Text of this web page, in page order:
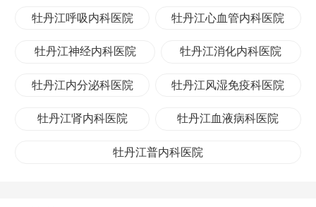
牡丹江呼吸内科医院 牡丹江心血管内科医院
牡丹江神经内科医院 牡丹江消化内科医院
牡丹江内分泌科医院 牡丹江风湿免疫科医院
牡丹江肾内科医院 牡丹江血液病科医院
牡丹江普内科医院